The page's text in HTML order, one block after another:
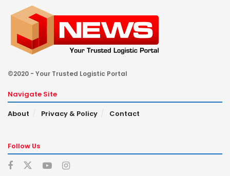
©2020 - Your Trusted Logistic Portal
Navigate Site
About
Privacy & Policy Contact
Follow Us